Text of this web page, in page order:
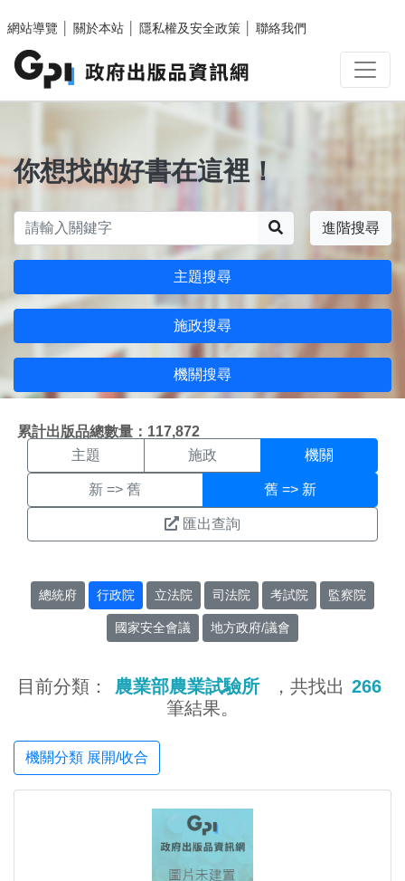
網站導覽
關於本站 隱私權及安全政策 聯絡我們
你想找的好書在這裡！
進階搜尋
主題搜尋
施政搜尋
機關搜尋
累計出版品總數量：117,872
機關搜尋結果頁面
主題 施政 機關
新 => 舊 舊 => 新
匯出查詢
總統府 行政院 立法院 司法院 考試院 監察院
國家安全會議 地方政府/議會
目前分類： 農業部農業試驗所 ，共找出 266
筆結果。
機關分類 展開/收合